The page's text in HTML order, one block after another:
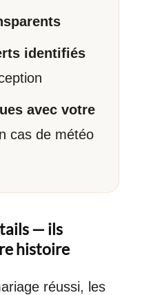
identifiés
avec votre
cas de météo
— ils
histoire
réussi, les